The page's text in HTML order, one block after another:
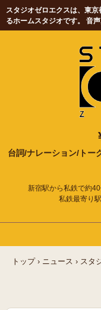
スタジオゼロエクスは、東
るホームスタジオです。 音
台詞/ナレーション/トー
新宿駅から私鉄で約
私鉄最寄り
トップ › ニュース › スタ